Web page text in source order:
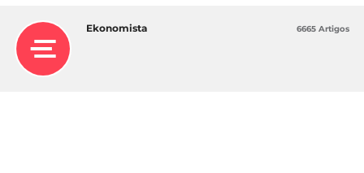
Ekonomista 6665 Artigos